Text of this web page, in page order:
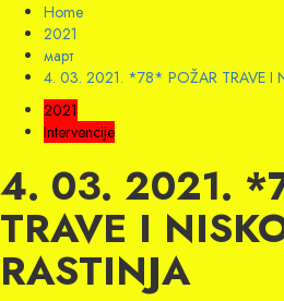
Home
2021
март
4. 03. 2021. *78* POŽAR TRAVE I
2021
Intervencije
4. 03. 2021.
TRAVE I
RASTINJA